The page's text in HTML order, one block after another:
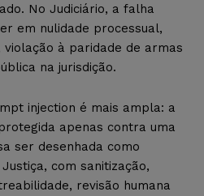
No Judiciário, a falha
em nulidade processual,
à paridade de armas
na jurisdição.
injection é mais ampla: a
apenas contra uma
ser desenhada como
com sanitização,
revisão humana